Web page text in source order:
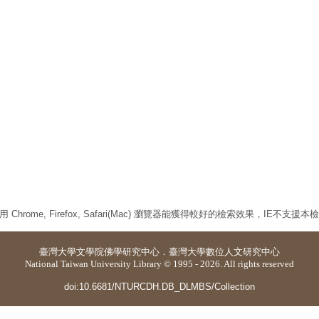
Chrome, Firefox, Safari(Mac) 瀏覽器能獲得較好的檢索效果，IE不支援本檢
臺灣大學文學院佛學研究中心 ． 臺灣大學數位人文研究中心
National Taiwan University Library © 1995 - 2026. All rights reserved
doi:10.6681/NTURCDH.DB_DLMBS/Collection